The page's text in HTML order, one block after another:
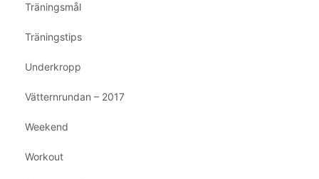
Träningsmål
Träningstips
Underkropp
Vätternrundan – 2017
Weekend
Workout